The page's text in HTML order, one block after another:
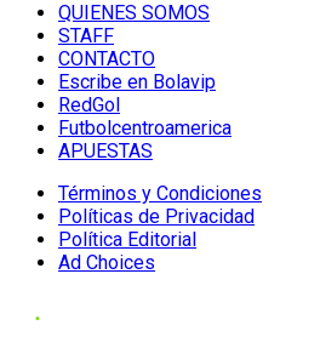
QUIENES SOMOS
STAFF
CONTACTO
Escribe en Bolavip
RedGol
Futbolcentroamerica
APUESTAS
Términos y Condiciones
Políticas de Privacidad
Política Editorial
Ad Choices